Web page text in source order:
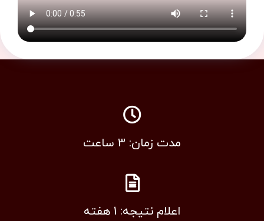
مدت زمان: 3 ساعت
اعلام نتیجه: 1 هفته